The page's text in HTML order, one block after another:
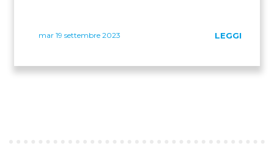
mar 19 settembre 2023 LEGGI